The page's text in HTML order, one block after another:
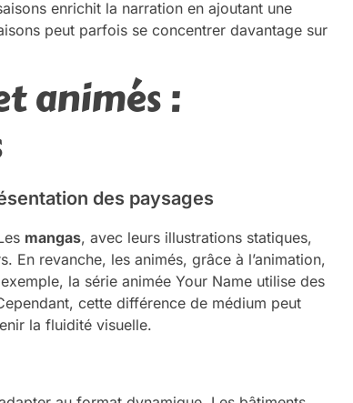
enrichit la narration en ajoutant une
peut parfois se concentrer davantage sur
animés :
des paysages
mangas, avec leurs illustrations statiques,
En revanche, les animés, grâce à l’animation,
la série animée Your Name utilise des
cette différence de médium peut
la fluidité visuelle.